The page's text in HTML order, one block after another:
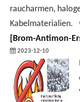
raucharmen,
Kabelmaterialien.
Brom-Antimon-
2023-12-10